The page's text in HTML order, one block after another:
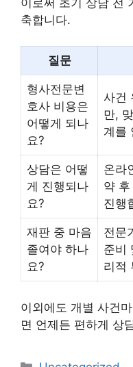
축합니다.
질문
형사전문변
호사 비용은
어떻게 되나
요?
사건
만,
계를
상담은 어떻
게 진행되나
요?
온라
약
진행
재판 중 마음
졸여야 하나
요?
전문
준비
리적
이외에도 개별 사건
면 언제든 편하게 상
Categories